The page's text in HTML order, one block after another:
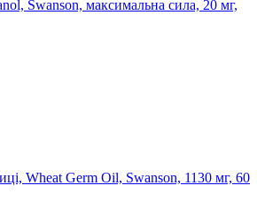
Swanson, максимальна сила, 20 мг,